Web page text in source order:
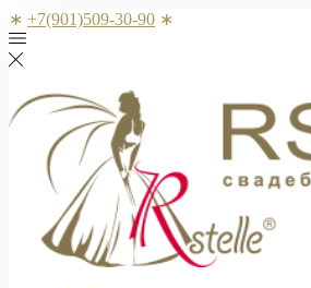
∗ +7(901)509-30-90 ∗